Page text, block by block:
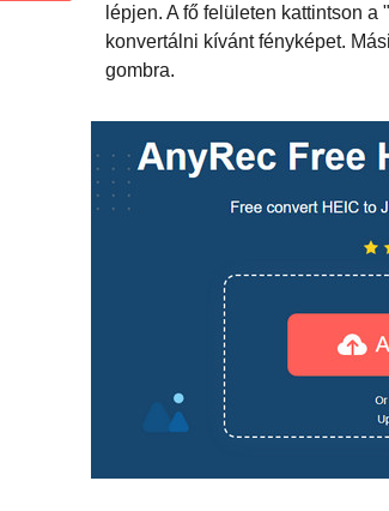
lépjen. A fő felületen kattintson
konvertálni kívánt fényképet.
gombra.